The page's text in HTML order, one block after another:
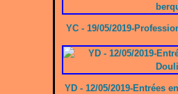
YC - 19/05/2019-
YD - 12/05/2019-Entrées